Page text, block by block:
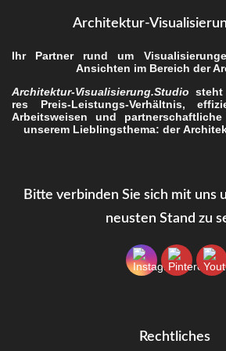
Architektur-
Ihr Part­ner rund um
Ansich­ten im Bereich der
Architektur-Visualisierung.Studio
res Preis-Leis­tungs-Ver­hält­nis,
Arbeits­wei­sen und
unse­rem Lieb­lings­the­ma: der
Bit­te ver­bin­den Sie sich mit uns
neus­ten Stand zu
Recht­li­ches